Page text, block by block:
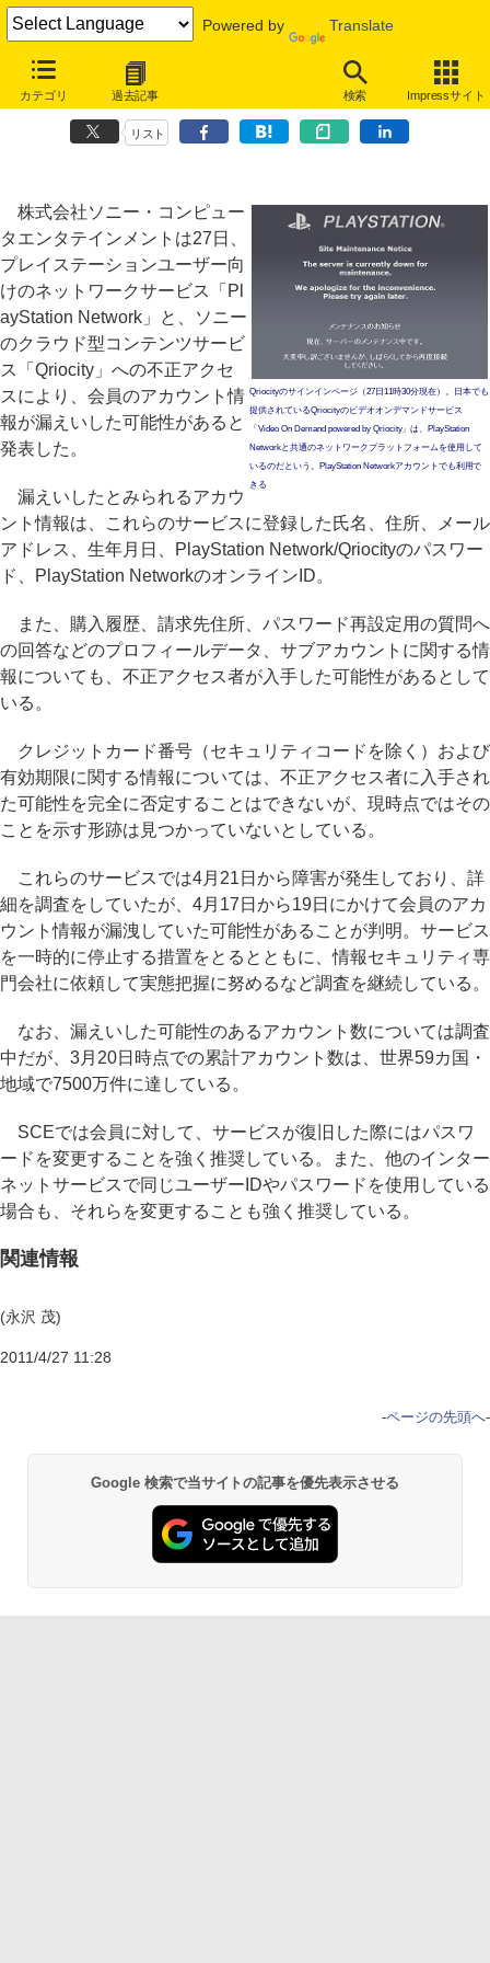
Powered by Translate
カテゴリ 過去記事 検索 Impressサイト
「PlayStation Network」に不正アクセス、アカウント情報漏えいの可
能性
リスト
Qriocityのサインインページ（27日11時30分現在）。日本でも
提供されているQriocityのビデオオンデマンドサービス
「Video On Demand powered by Qriocity」は、PlayStation
Networkと共通のネットワークプラットフォームを使用して
いるのだという。PlayStation Networkアカウントでも利用で
きる
株式会社ソニー・コンピュー
タエンタテインメントは27日、
プレイステーションユーザー向
けのネットワークサービス「Pl
ayStation Network」と、ソニー
のクラウド型コンテンツサービ
ス「Qriocity」への不正アクセ
スにより、会員のアカウント情
報が漏えいした可能性があると
発表した。
漏えいしたとみられるアカウ
ント情報は、これらのサービスに登録した氏名、住所、メール
アドレス、生年月日、PlayStation Network/Qriocityのパスワー
ド、PlayStation NetworkのオンラインID。
また、購入履歴、請求先住所、パスワード再設定用の質問へ
の回答などのプロフィールデータ、サブアカウントに関する情
報についても、不正アクセス者が入手した可能性があるとして
いる。
クレジットカード番号（セキュリティコードを除く）および
有効期限に関する情報については、不正アクセス者に入手され
た可能性を完全に否定することはできないが、現時点ではその
ことを示す形跡は見つかっていないとしている。
これらのサービスでは4月21日から障害が発生しており、詳
細を調査をしていたが、4月17日から19日にかけて会員のアカ
ウント情報が漏洩していた可能性があることが判明。サービス
を一時的に停止する措置をとるとともに、情報セキュリティ専
門会社に依頼して実態把握に努めるなど調査を継続している。
なお、漏えいした可能性のあるアカウント数については調査
中だが、3月20日時点での累計アカウント数は、世界59カ国・
地域で7500万件に達している。
SCEでは会員に対して、サービスが復旧した際にはパスワ
ードを変更することを強く推奨している。また、他のインター
ネットサービスで同じユーザーIDやパスワードを使用している
場合も、それらを変更することも強く推奨している。
関連情報
(永沢 茂)
2011/4/27 11:28
-ページの先頭へ-
Google 検索で当サイトの記事を優先表示させる